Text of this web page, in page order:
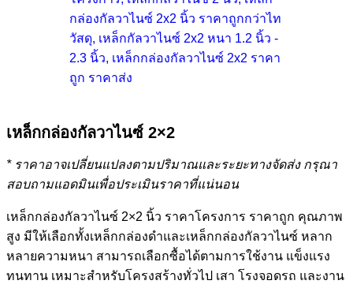
เหล็กกล่องกัลวาไนซ์ 2×2
* ราคาอาจเปลี่ยนแปลงตามปริมาณและระยะทางจัดส่ง กรุณา
สอบถามแอดมินเพื่อประเมินราคาที่แน่นอน
เหล็กกล่องกัลวาไนซ์ 2×2 นิ้ว ราคาโครงการ ราคาถูก คุณภาพ
สูง มีให้เลือกทั้งเหล็กกล่องดำและเหล็กกล่องกัลวาไนซ์ หลาก
หลายความหนา สามารถเลือกซื้อได้ตามการใช้งาน แข็งแรง
ทนทาน เหมาะสำหรับโครงสร้างทั่วไป เสา โรงจอดรถ และงาน